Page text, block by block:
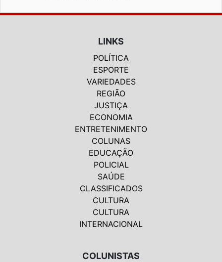
LINKS
POLÍTICA
ESPORTE
VARIEDADES
REGIÃO
JUSTIÇA
ECONOMIA
ENTRETENIMENTO
COLUNAS
EDUCAÇÃO
POLICIAL
SAÚDE
CLASSIFICADOS
CULTURA
CULTURA
INTERNACIONAL
COLUNISTAS